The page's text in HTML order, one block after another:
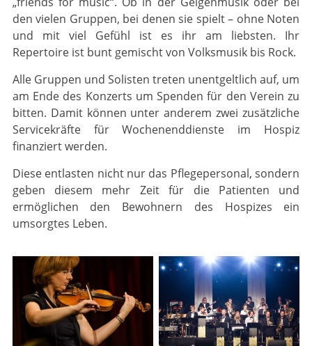
den vielen Gruppen, bei denen sie spielt – ohne Noten
und mit viel Gefühl ist es ihr am liebsten. Ihr
Repertoire ist bunt gemischt von Volksmusik bis Rock.
Alle Gruppen und Solisten treten unentgeltlich auf, um
am Ende des Konzerts um Spenden für den Verein zu
bitten. Damit können unter anderem zwei zusätzliche
Servicekräfte für Wochenenddienste im Hospiz
finanziert werden.
Diese entlasten nicht nur das Pflegepersonal, sondern
geben diesem mehr Zeit für die Patienten und
ermöglichen den Bewohnern des Hospizes ein
umsorgtes Leben.